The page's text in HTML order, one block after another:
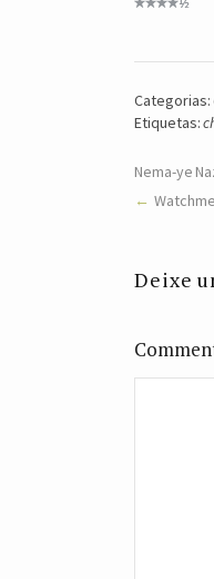
Categorias:
Etiquetas:
Nema-ye
Deixe